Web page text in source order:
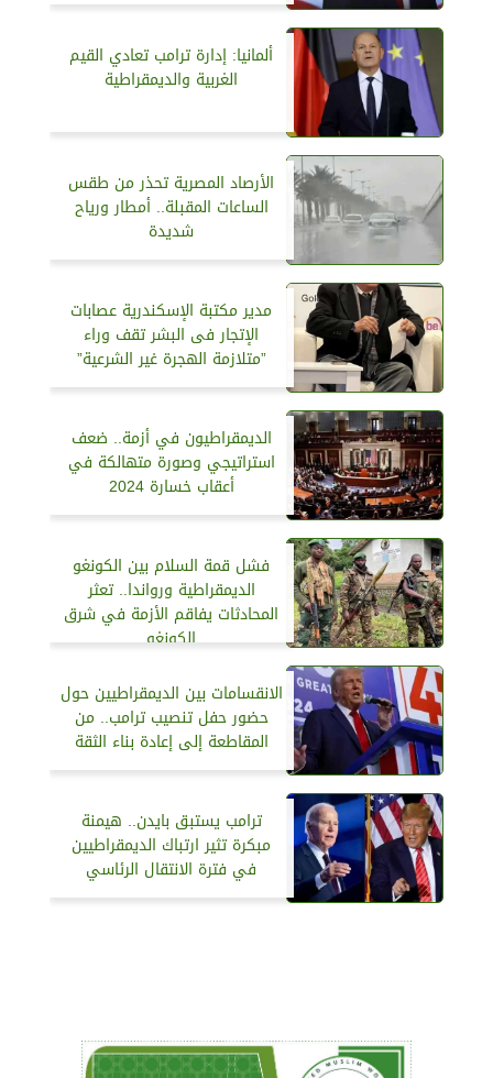
ألمانيا: إدارة ترامب تعادي القيم
الغربية والديمقراطية
الأرصاد المصرية تحذر من طقس
الساعات المقبلة.. أمطار ورياح
شديدة
مدير مكتبة الإسكندرية عصابات
الإتجار فى البشر تقف وراء
”متلازمة الهجرة غير الشرعية”
الديمقراطيون في أزمة.. ضعف
استراتيجي وصورة متهالكة في
أعقاب خسارة 2024
فشل قمة السلام بين الكونغو
الديمقراطية ورواندا.. تعثر
المحادثات يفاقم الأزمة في شرق
الكونغو
الانقسامات بين الديمقراطيين حول
حضور حفل تنصيب ترامب.. من
المقاطعة إلى إعادة بناء الثقة
ترامب يستبق بايدن.. هيمنة
مبكرة تثير ارتباك الديمقراطيين
في فترة الانتقال الرئاسي